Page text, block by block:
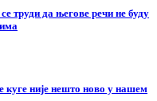
труди да његове речи не буду
није нешто ново у нашем